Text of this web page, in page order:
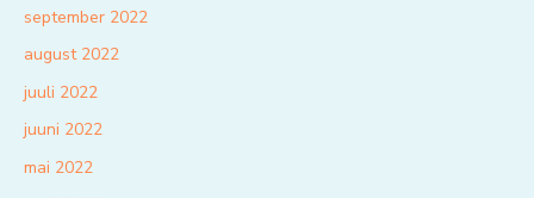
september 2022
august 2022
juuli 2022
juuni 2022
mai 2022